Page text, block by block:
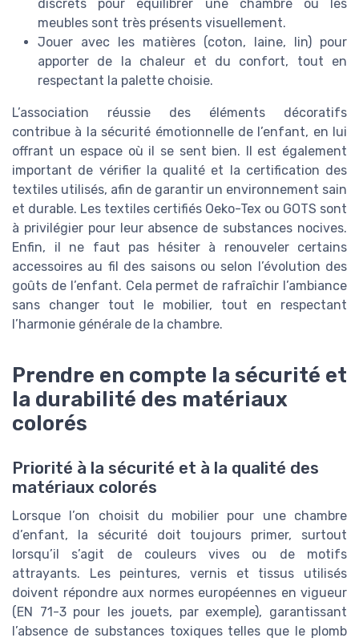
discrets pour équilibrer une chambre où les
meubles sont très présents visuellement.
Jouer avec les matières (coton, laine, lin) pour
apporter de la chaleur et du confort, tout en
respectant la palette choisie.
L’association réussie des éléments décoratifs
contribue à la sécurité émotionnelle de l’enfant, en lui
offrant un espace où il se sent bien. Il est également
important de vérifier la qualité et la certification des
textiles utilisés, afin de garantir un environnement sain
et durable. Les textiles certifiés Oeko-Tex ou GOTS sont
à privilégier pour leur absence de substances nocives.
Enfin, il ne faut pas hésiter à renouveler certains
accessoires au fil des saisons ou selon l’évolution des
goûts de l’enfant. Cela permet de rafraîchir l’ambiance
sans changer tout le mobilier, tout en respectant
l’harmonie générale de la chambre.
Prendre en compte la sécurité et
la durabilité des matériaux
colorés
Priorité à la sécurité et à la qualité des
matériaux colorés
Lorsque l’on choisit du mobilier pour une chambre
d’enfant, la sécurité doit toujours primer, surtout
lorsqu’il s’agit de couleurs vives ou de motifs
attrayants. Les peintures, vernis et tissus utilisés
doivent répondre aux normes européennes en vigueur
(EN 71-3 pour les jouets, par exemple), garantissant
l’absence de substances toxiques telles que le plomb